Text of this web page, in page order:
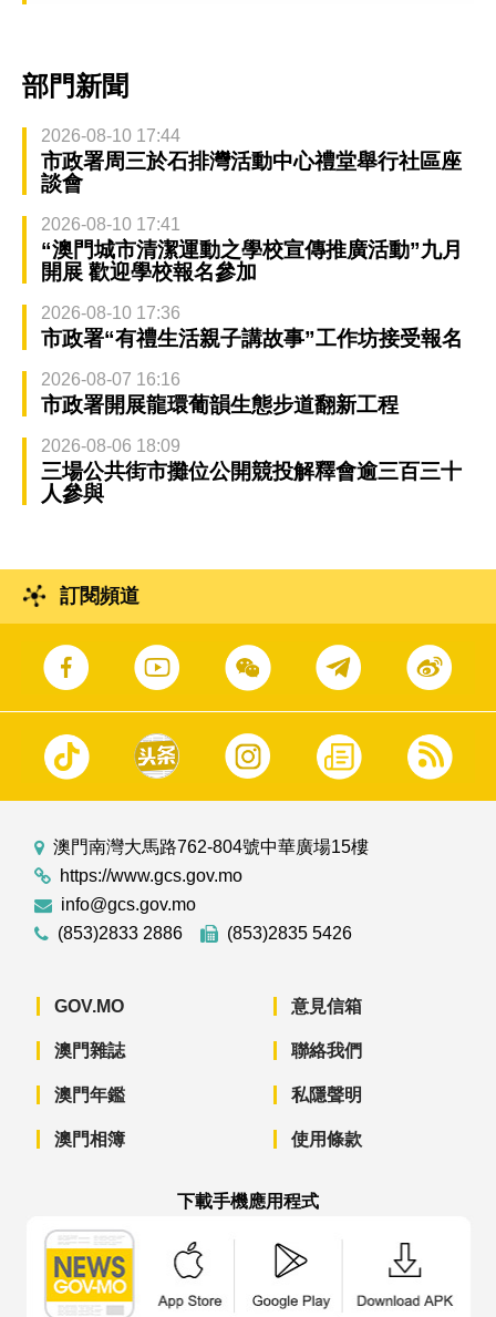
部門新聞
2026-08-10 17:44
市政署周三於石排灣活動中心禮堂舉行社區座
談會
2026-08-10 17:41
“澳門城市清潔運動之學校宣傳推廣活動”九月
開展 歡迎學校報名參加
2026-08-10 17:36
市政署“有禮生活親子講故事”工作坊接受報名
2026-08-07 16:16
市政署開展龍環葡韻生態步道翻新工程
2026-08-06 18:09
三場公共街市攤位公開競投解釋會逾三百三十
人參與
訂閱頻道
澳門南灣大馬路762-804號中華廣場15樓
https://www.gcs.gov.mo
info@gcs.gov.mo
(853)2833 2886
(853)2835 5426
GOV.MO
澳門雜誌
澳門年鑑
澳門相簿
意見信箱
聯絡我們
私隱聲明
使用條款
下載手機應用程式